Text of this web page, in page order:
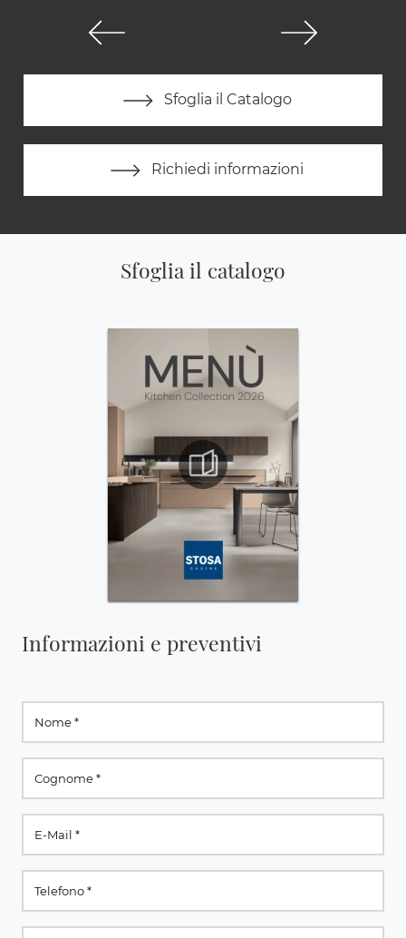
Sfoglia il Catalogo
Richiedi informazioni
Sfoglia il catalogo
Informazioni e preventivi